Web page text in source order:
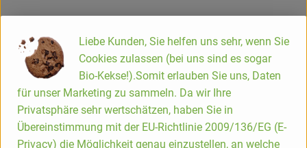
Die Bohlsener Mühle
Gemahlen wird in Bohlsen seit 1265. In unserer
Wassermühle verarbeiten wir seit mehr als 40 Jahren 100%
ökologische Rohstoffe.
Gemeinsam mit unseren Erzeugern setzen wir uns für
Liebe Kunden, Sie helfen uns sehr, wenn Sie
Cookies zulassen (bei uns sind es sogar
Bio-Kekse!).Somit erlauben Sie uns, Daten
für unser Marketing zu sammeln. Da wir Ihre
Privatsphäre sehr wertschätzen, haben Sie in
Übereinstimmung mit der EU-Richtlinie 2009/136/EG (E-
Privacy) die Möglichkeit genau einzustellen, an welche